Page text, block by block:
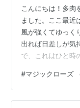
こんにちは！多肉
ました。ここ最近
風が強くてゆっく
出れば日差しが気
で、これはひと時
キミは誰？と名を
ー❣忘れた君の名
♡なーんて。 夏の
#マジックローズ